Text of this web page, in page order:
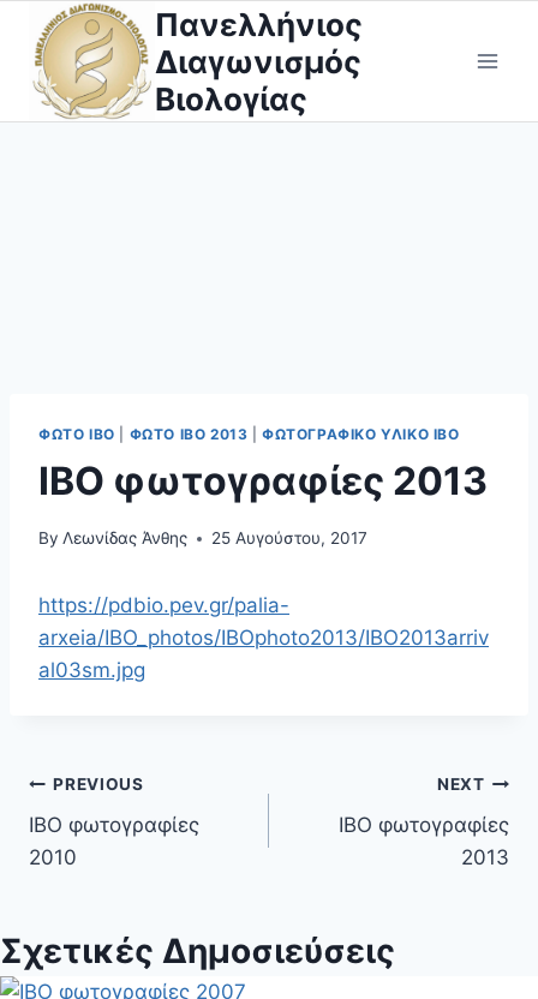
content
Πανελλήνιος
Διαγωνισμός
Βιολογίας
ΦΩΤΟ IBO ΦΩΤΟ ΙΒΟ 2013 |ΦΩΤΟΓΡΑΦΙΚΌ ΥΛΙΚΌ ΙΒΟ
IBO φωτογραφίες 2013
By Λεωνίδας Άνθης 25 Αυγούστου, 2017
https://pdbio.pev.gr/palia-
arxeia/IBO_photos/IBOphoto2013/IBO2013arriv
al03sm.jpg
Πλοήγηση
άρθρων
PREVIOUS
IBO φωτογραφίες
2010
NEXT
IBO φωτογραφίες
2013
Σχετικές Δημοσιεύσεις